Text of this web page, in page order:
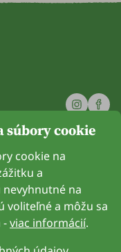
súbory cookie
cookie na
a
na
voliteľné a môžu sa
-viac informácií.